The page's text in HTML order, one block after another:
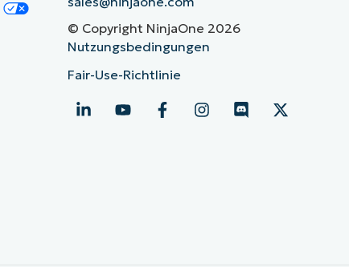
© Copyright NinjaOne 2026
Nutzungsbedingungen
Fair-Use-Richtlinie